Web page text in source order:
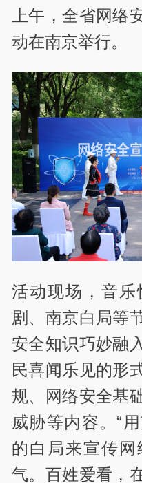
上午，全省网络
动在南京举行。
活动现场，音
剧、南京白局等
安全知识巧妙融
民喜闻乐见的形
规、网络安全基
威胁等内容。“
的白局来宣传
气。百姓爱看，